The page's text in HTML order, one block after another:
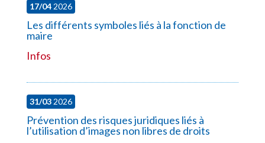
17/042026
Les différents symboles liés à la fonction de
maire
Infos
31/032026
Prévention des risques juridiques liés à
l’utilisation d’images non libres de droits